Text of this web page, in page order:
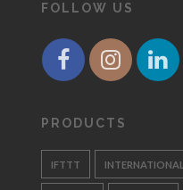
FOLLOW US
PRODUCTS
IFTTT INTERNATIONAL